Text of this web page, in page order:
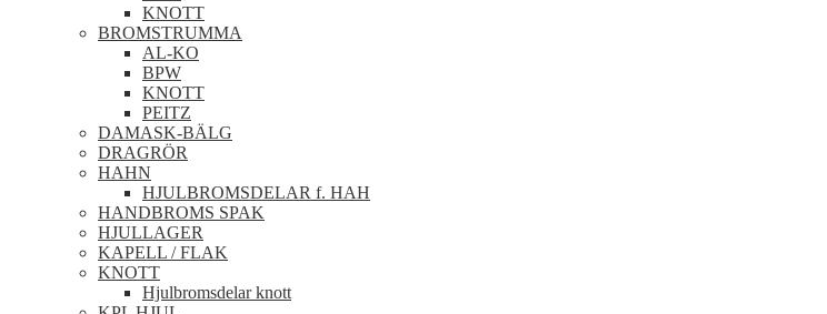
KNOTT
BROMSTRUMMA
AL-KO
BPW
KNOTT
PEITZ
DAMASK-BÄLG
DRAGRÖR
HAHN
HJULBROMSDELAR f. HAH
HANDBROMS SPAK
HJULLAGER
KAPELL / FLAK
KNOTT
Hjulbromsdelar knott